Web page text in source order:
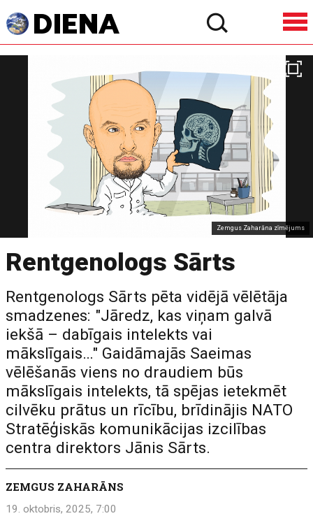
Zemgus Zaharāna zīmējums
Rentgenologs Sārts
Rentgenologs Sārts pēta vidējā vēlētāja
smadzenes: "Jāredz, kas viņam galvā
iekšā – dabīgais intelekts vai
mākslīgais…" Gaidāmajās Saeimas
vēlēšanās viens no draudiem būs
mākslīgais intelekts, tā spējas ietekmēt
cilvēku prātus un rīcību, brīdinājis NATO
Stratēģiskās komunikācijas izcilības
centra direktors Jānis Sārts.
ZEMGUS ZAHARĀNS
19. oktobris, 2025, 7:00